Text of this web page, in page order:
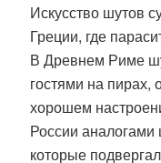
Искусство шутов
Греции, где
В Древнем Риме
гостями на
хорошем
России аналогами
которые